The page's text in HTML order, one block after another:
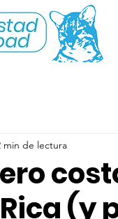
(y
min de lectura